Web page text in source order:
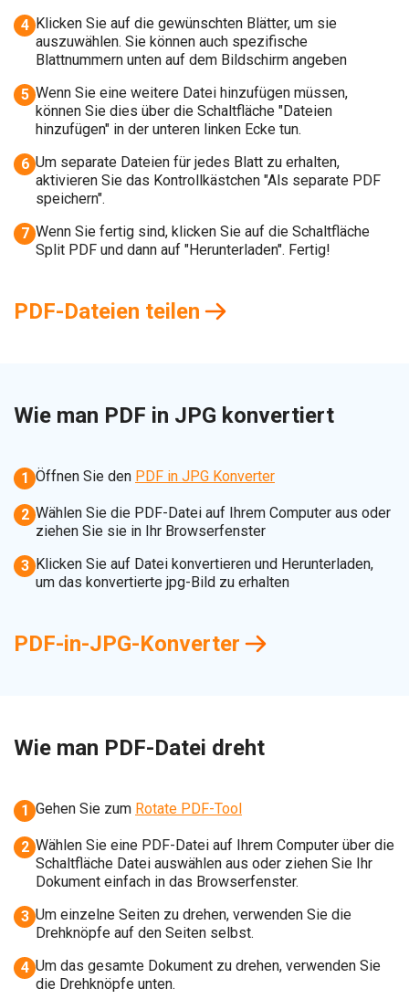
4 Klicken Sie auf die gewünschten Blätter, um sie
auszuwählen. Sie können auch spezifische
Blattnummern unten auf dem Bildschirm angeben
5 Wenn Sie eine weitere Datei hinzufügen müssen,
können Sie dies über die Schaltfläche "Dateien
hinzufügen" in der unteren linken Ecke tun.
6 Um separate Dateien für jedes Blatt zu erhalten,
aktivieren Sie das Kontrollkästchen "Als separate PDF
speichern".
7 Wenn Sie fertig sind, klicken Sie auf die Schaltfläche
Split PDF und dann auf "Herunterladen". Fertig!
PDF-Dateien teilen
Wie man PDF in JPG konvertiert
1 Öffnen Sie den PDF in JPG Konverter
2 Wählen Sie die PDF-Datei auf Ihrem Computer aus oder
ziehen Sie sie in Ihr Browserfenster
3 Klicken Sie auf Datei konvertieren und Herunterladen,
um das konvertierte jpg-Bild zu erhalten
PDF-in-JPG-Konverter
Wie man PDF-Datei dreht
1 Gehen Sie zum Rotate PDF-Tool
2 Wählen Sie eine PDF-Datei auf Ihrem Computer über die
Schaltfläche Datei auswählen aus oder ziehen Sie Ihr
Dokument einfach in das Browserfenster.
3 Um einzelne Seiten zu drehen, verwenden Sie die
Drehknöpfe auf den Seiten selbst.
4 Um das gesamte Dokument zu drehen, verwenden Sie
die Drehknöpfe unten.